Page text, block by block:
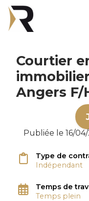
Courtier
Angers F/
Publiée le 16/
Type de
Indépendant
Temps de
Temps plein